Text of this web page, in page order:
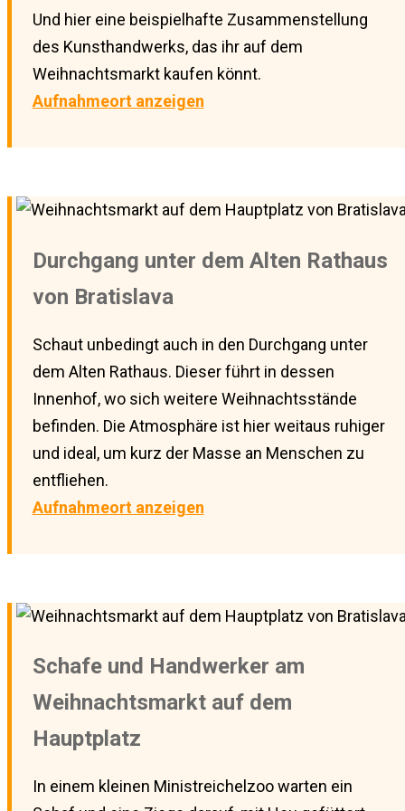
Und hier eine beispielhafte Zusammenstellung
des Kunsthandwerks, das ihr auf dem
Weihnachtsmarkt kaufen könnt.
Aufnahmeort anzeigen
Durchgang unter dem Alten Rathaus
von Bratislava
Schaut unbedingt auch in den Durchgang unter
dem Alten Rathaus. Dieser führt in dessen
Innenhof, wo sich weitere Weihnachtsstände
befinden. Die Atmosphäre ist hier weitaus ruhiger
und ideal, um kurz der Masse an Menschen zu
entfliehen.
Aufnahmeort anzeigen
Schafe und Handwerker am
Weihnachtsmarkt auf dem
Hauptplatz
In einem kleinen Ministreichelzoo warten ein